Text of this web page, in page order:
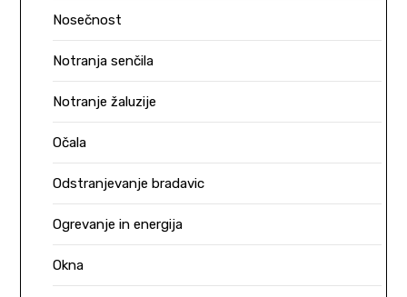
Nosečnost
Notranja senčila
Notranje žaluzije
Očala
Odstranjevanje bradavic
Ogrevanje in energija
Okna